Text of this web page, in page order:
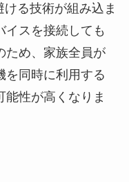
る技術が組み込ま
イスを接続しても
ため、家族全員が
を同時に利用する
性が高くなりま